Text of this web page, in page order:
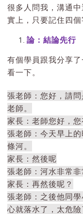
很多人問我，溝通
實上，只要記住四
論：結論先行
有個學員跟我分享
看一下。
張老師：您好，請
老師。
家長：老師您好，您
張老師：今天早上
條河。
家長：然後呢
張老師：河水非常非
家長：再然後呢？
張老師：之後他同
心就落水了，太危險